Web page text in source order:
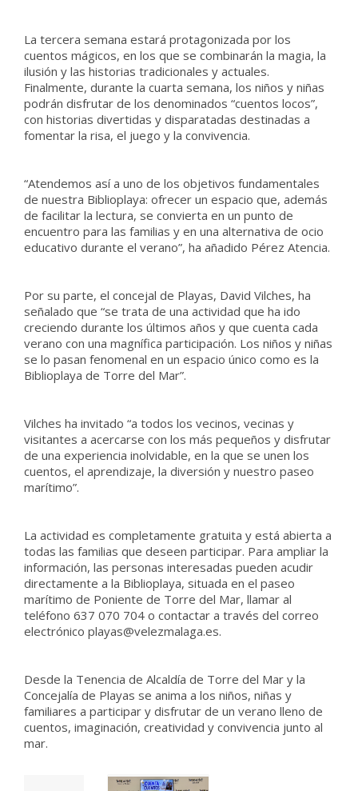
La tercera semana estará protagonizada por los
cuentos mágicos, en los que se combinarán la magia, la
ilusión y las historias tradicionales y actuales.
Finalmente, durante la cuarta semana, los niños y niñas
podrán disfrutar de los denominados “cuentos locos”,
con historias divertidas y disparatadas destinadas a
fomentar la risa, el juego y la convivencia.
“Atendemos así a uno de los objetivos fundamentales
de nuestra Biblioplaya: ofrecer un espacio que, además
de facilitar la lectura, se convierta en un punto de
encuentro para las familias y en una alternativa de ocio
educativo durante el verano”, ha añadido Pérez Atencia.
Por su parte, el concejal de Playas, David Vilches, ha
señalado que “se trata de una actividad que ha ido
creciendo durante los últimos años y que cuenta cada
verano con una magnífica participación. Los niños y niñas
se lo pasan fenomenal en un espacio único como es la
Biblioplaya de Torre del Mar”.
Vilches ha invitado “a todos los vecinos, vecinas y
visitantes a acercarse con los más pequeños y disfrutar
de una experiencia inolvidable, en la que se unen los
cuentos, el aprendizaje, la diversión y nuestro paseo
marítimo”.
La actividad es completamente gratuita y está abierta a
todas las familias que deseen participar. Para ampliar la
información, las personas interesadas pueden acudir
directamente a la Biblioplaya, situada en el paseo
marítimo de Poniente de Torre del Mar, llamar al
teléfono 637 070 704 o contactar a través del correo
electrónico playas@velezmalaga.es.
Desde la Tenencia de Alcaldía de Torre del Mar y la
Concejalía de Playas se anima a los niños, niñas y
familiares a participar y disfrutar de un verano lleno de
cuentos, imaginación, creatividad y convivencia junto al
mar.